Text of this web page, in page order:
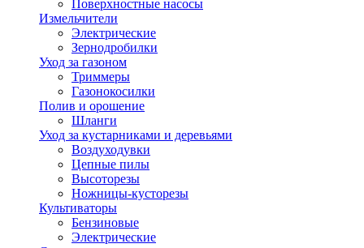
Поверхностные насосы
Измельчители
Электрические
Зернодробилки
Уход за газоном
Триммеры
Газонокосилки
Полив и орошение
Шланги
Уход за кустарниками и деревьями
Воздуходувки
Цепные пилы
Высоторезы
Ножницы-кусторезы
Культиваторы
Бензиновые
Электрические